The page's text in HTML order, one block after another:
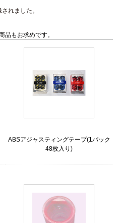
れました。
品もお求めです。
ABSアジャスティングテープ(1パック
48枚入り)